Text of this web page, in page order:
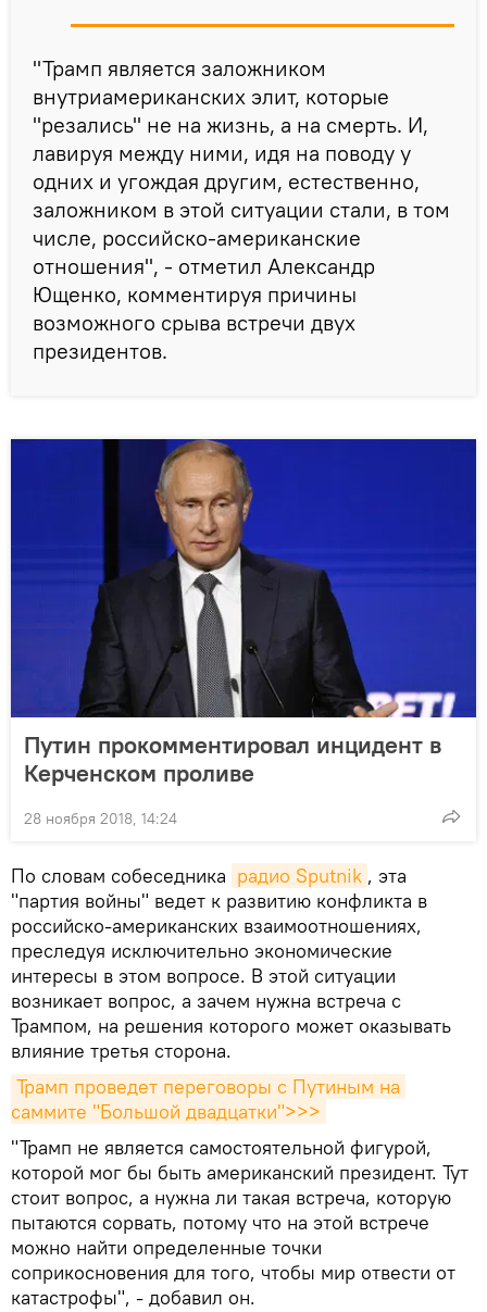
"Трамп является заложником
внутриамериканских элит, которые
"резались" не на жизнь, а на смерть. И,
лавируя между ними, идя на поводу у
одних и угождая другим, естественно,
заложником в этой ситуации стали, в том
числе, российско-американские
отношения", - отметил Александр
Ющенко, комментируя причины
возможного срыва встречи двух
президентов.
Путин прокомментировал инцидент в
Керченском проливе
28 ноября 2018, 14:24
По словам собеседника радио Sputnik , эта
"партия войны" ведет к развитию конфликта в
российско-американских взаимоотношениях,
преследуя исключительно экономические
интересы в этом вопросе. В этой ситуации
возникает вопрос, а зачем нужна встреча с
Трампом, на решения которого может оказывать
влияние третья сторона.
Трамп проведет переговоры с Путиным на
саммите "Большой двадцатки">>>
"Трамп не является самостоятельной фигурой,
которой мог бы быть американский президент. Тут
стоит вопрос, а нужна ли такая встреча, которую
пытаются сорвать, потому что на этой встрече
можно найти определенные точки
соприкосновения для того, чтобы мир отвести от
катастрофы", - добавил он.